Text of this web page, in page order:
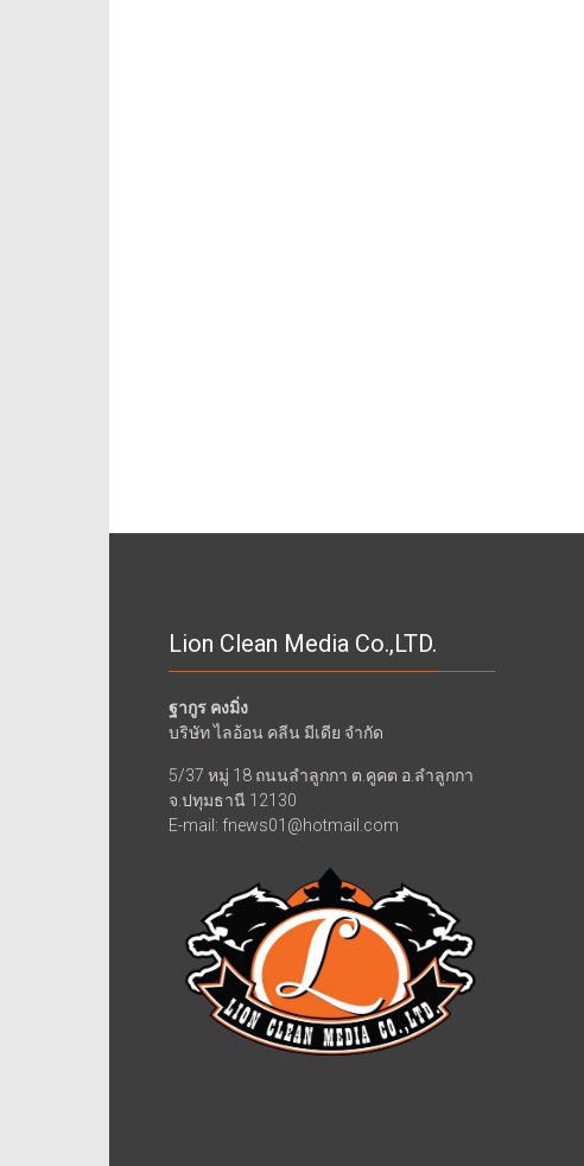
Lion Clean Media Co.,LTD.
ฐากูร คงมิ่ง
บริษัท ไลอ้อน คลีน มีเดีย จำกัด
5/37 หมู่ 18 ถนนลำลูกกา ต.คูคต อ.ลำลูกกา
จ.ปทุมธานี 12130
E-mail: fnews01@hotmail.com